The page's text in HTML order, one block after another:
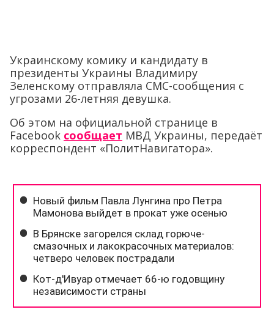
Украинскому комику и кандидату в
президенты Украины Владимиру
Зеленскому отправляла СМС-сообщения с
угрозами 26-летняя девушка.
Об этом на официальной странице в
Facebook сообщает МВД Украины, передаёт
корреспондент «ПолитНавигатора».